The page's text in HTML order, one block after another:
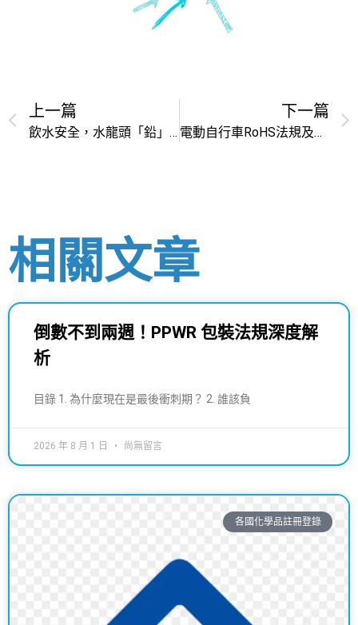
上一篇
飲水安全，水龍頭「鉛」萬注意
下一篇
電動自行車RoHS法規及金屬成分品質控管6要點
相關文章
倒數不到兩週！PPWR 包裝法規深度解
析
目錄 1. 為什麼現在是最後衝刺期？ 2. 誰該負
2026 年 8 月 1 日 尚無留言
各國化學品註冊登錄